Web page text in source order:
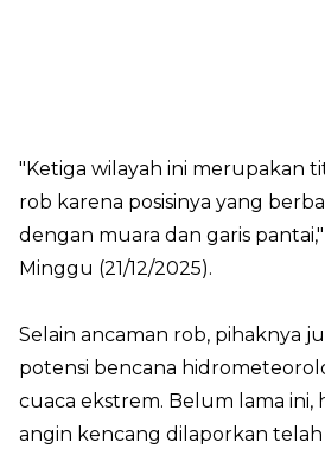
"Ketiga wilayah ini merupakan
rob karena posisinya yang
dengan muara dan garis
Minggu (21/12/2025).
Selain ancaman rob, pihaknya
potensi bencana
cuaca ekstrem. Belum lama ini,
angin kencang dilaporkan